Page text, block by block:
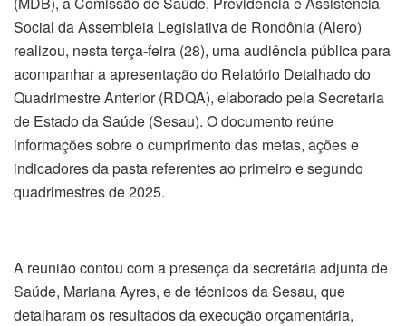
Social da Assembleia Legislativa de Rondônia (Alero)
realizou, nesta terça-feira (28), uma audiência pública para
acompanhar a apresentação do Relatório Detalhado do
Quadrimestre Anterior (RDQA), elaborado pela Secretaria
de Estado da Saúde (Sesau). O documento reúne
informações sobre o cumprimento das metas, ações e
indicadores da pasta referentes ao primeiro e segundo
quadrimestres de 2025.
A reunião contou com a presença da secretária adjunta de
Saúde, Mariana Ayres, e de técnicos da Sesau, que
detalharam os resultados da execução orçamentária,